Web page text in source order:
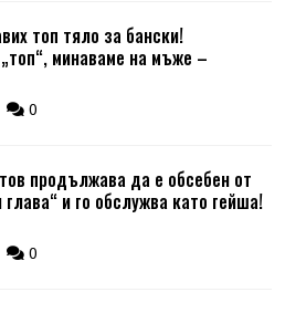
топ тяло за бански!
минаваме на мъже –
0
продължава да е обсебен от
и го обслужва като гейша!
0